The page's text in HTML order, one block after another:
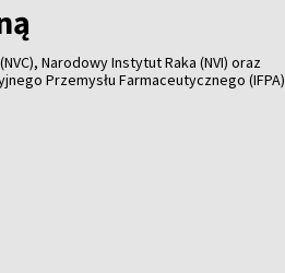
Narodowy Instytut Raka (NVI) oraz
Przemysłu Farmaceutycznego (IFPA)